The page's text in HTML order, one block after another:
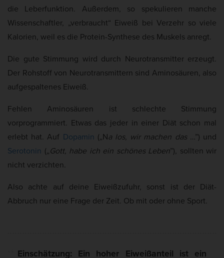
die Leberfunktion. Außerdem, so spekulieren manche
Wissenschaftler, „verbraucht“ Eiweiß bei Verzehr so viele
Kalorien, weil es die Protein-Synthese des Muskels anregt.
Die gute Stimmung wird durch Neurotransmitter erzeugt.
Der Rohstoff von Neurotransmittern sind Aminosäuren, also
aufgespaltenes Eiweiß.
Fehlen Aminosäuren ist schlechte Stimmung
vorprogrammiert. Etwas das jeder in einer Diät schon mal
erlebt hat. Auf Dopamin („Na los, wir machen das…”) und
Serotonin („Gott, habe ich ein schönes Leben”), sollten wir
nicht verzichten.
Also achte auf deine Eiweißzufuhr, sonst ist der Diät-
Abbruch nur eine Frage der Zeit. Ob mit oder ohne Sport.
Einschätzung: Ein hoher Eiweißanteil ist ein